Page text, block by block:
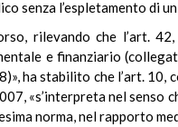
senza l’espletamento di
rilevando che l’art.
e finanziario
ha stabilito che l’art. 10,
«s’interpreta nel
norma, nel rapporto